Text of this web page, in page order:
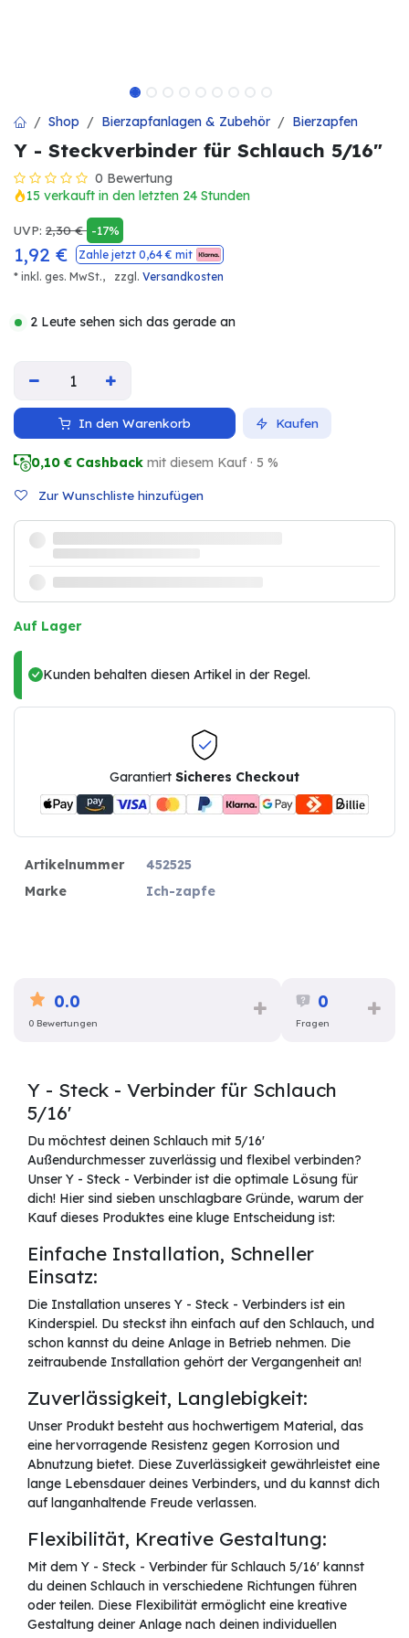
Shop Bierzapfanlagen & Zubehör Bierzapfen
Y - Steckverbinder für Schlauch 5/16"
0 Bewertung
15 verkauft in den letzten 24 Stunden
UVP: 2,30€ -17%
1,92 € Zahle jetzt 0,64€ mit
* inkl. ges. MwSt.,
zzgl. Versandkosten
2 Leute sehen sich das gerade an
In den Warenkorb Kaufen
0,10 € Cashback mit diesem Kauf · 5 %
Zur Wunschliste hinzufügen
Auf Lager
Kunden behalten diesen Artikel in der Regel.
Garantiert Sicheres Checkout
Artikelnummer
452525
Marke
Ich-zapfe
0.0
0 Bewertungen
0
Fragen
Y - Steck - Verbinder für Schlauch
5/16'
Du möchtest deinen Schlauch mit 5/16'
Außendurchmesser zuverlässig und flexibel verbinden?
Unser Y - Steck - Verbinder ist die optimale Lösung für
dich! Hier sind sieben unschlagbare Gründe, warum der
Kauf dieses Produktes eine kluge Entscheidung ist:
Einfache Installation, Schneller
Einsatz:
Die Installation unseres Y - Steck - Verbinders ist ein
Kinderspiel. Du steckst ihn einfach auf den Schlauch, und
schon kannst du deine Anlage in Betrieb nehmen. Die
zeitraubende Installation gehört der Vergangenheit an!
Zuverlässigkeit, Langlebigkeit:
Unser Produkt besteht aus hochwertigem Material, das
eine hervorragende Resistenz gegen Korrosion und
Abnutzung bietet. Diese Zuverlässigkeit gewährleistet eine
lange Lebensdauer deines Verbinders, und du kannst dich
auf langanhaltende Freude verlassen.
Flexibilität, Kreative Gestaltung:
Mit dem Y - Steck - Verbinder für Schlauch 5/16' kannst
du deinen Schlauch in verschiedene Richtungen führen
oder teilen. Diese Flexibilität ermöglicht eine kreative
Gestaltung deiner Anlage nach deinen individuellen